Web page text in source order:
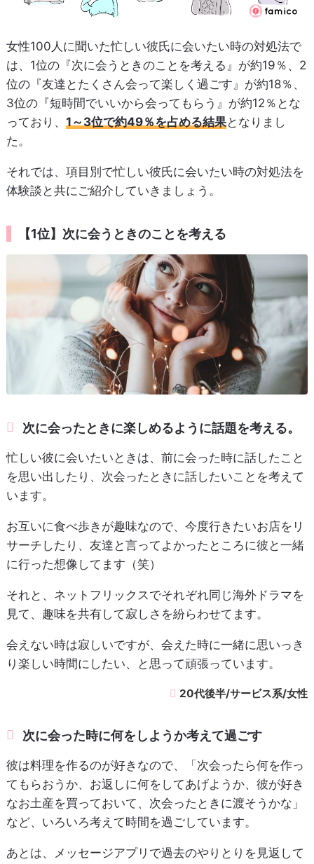
女性100人に聞いた忙しい彼氏に会いたい時の対処法で
は、1位の『次に会うときのことを考える』が約19％、2
位の『友達とたくさん会って楽しく過ごす』が約18％、
3位の『短時間でいいから会ってもらう』が約12％とな
っており、 1～3位で約49％を占める結果となりまし
た。
それでは、項目別で忙しい彼氏に会いたい時の対処法を
体験談と共にご紹介していきましょう。
【1位】次に会うときのことを考える
次に会ったときに楽しめるように話題を考える。
忙しい彼に会いたいときは、前に会った時に話したこと
を思い出したり、次会ったときに話したいことを考えて
います。
お互いに食べ歩きが趣味なので、今度行きたいお店をリ
サーチしたり、友達と言ってよかったところに彼と一緒
に行った想像してます（笑）
それと、ネットフリックスでそれぞれ同じ海外ドラマを
見て、趣味を共有して寂しさを紛らわせてます。
会えない時は寂しいですが、会えた時に一緒に思いっき
り楽しい時間にしたい、と思って頑張っています。
20代後半/サービス系/女性
次に会った時に何をしようか考えて過ごす
彼は料理を作るのが好きなので、「次会ったら何を作っ
てもらおうか、お返しに何をしてあげようか、彼が好き
なお土産を買っておいて、次会ったときに渡そうかな」
など、いろいろ考えて時間を過ごしています。
あとは、メッセージアプリで過去のやりとりを見返して